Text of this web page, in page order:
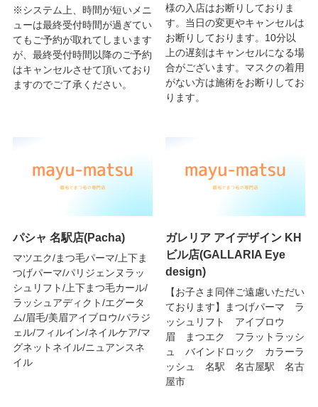
※システム上、時間が短いメニ
ューは最終受付時間が過ぎてい
てもご予約が取れてしまいます
が、最終受付時間以降のご予約
はキャンセルさせて頂いており
ますのでご了承ください。
様の入店はお断りしておりま
す。当日の変更やキャンセルは
お断りしております。10分以
上の遅刻はキャンセルになる場
合がございます。マスクの着用
がない方は施術をお断りしてお
ります。
パシャ 名駅店(Pacha)
マツエク/まつ毛パーマ/上下ま
つげパーマ/パリジェンヌラッ
シュリフト/上下まつ毛カール/
ラッシュアディクト/エグータ
ム/眉毛/美眉アイブロウ/パラジ
ェル/フィルイン/ネイルケア/マ
グネットネイル/ニュアンスネ
イル
ガレリア アイデザイン KH
ビル店(GALLARIA Eye
design)
【お子さま同伴ご遠慮いただい
ております】まつげパーマ ラ
ッシュリフト アイブロウ
眉 まつエク フラットラッシ
ュ バインドロック カラーラ
ッシュ 名駅 名古屋駅 名古
屋市